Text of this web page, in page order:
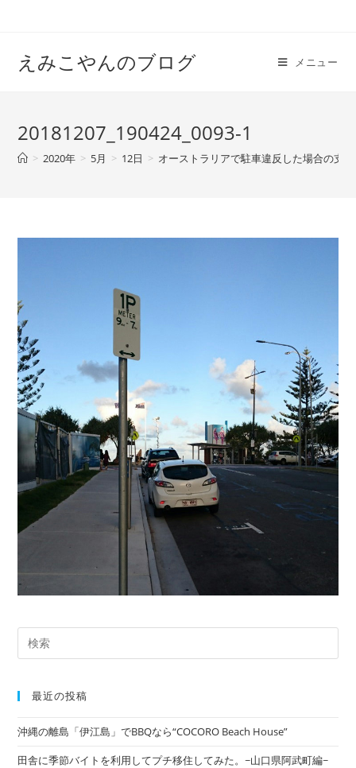
えみこやんのブログ メニュー
20181207_190424_0093-1
> 2020年 > 5月 > 12日 > オーストラリアで駐車違反した場合の支
最近の投稿
沖縄の離島「伊江島」でBBQなら“COCORO Beach House”
田舎に季節バイトを利用してプチ移住してみた。~山口県阿武町編~